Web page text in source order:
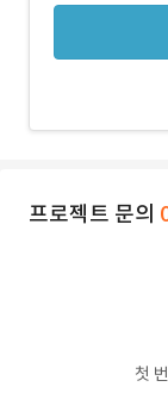
프로젝트 문의
첫